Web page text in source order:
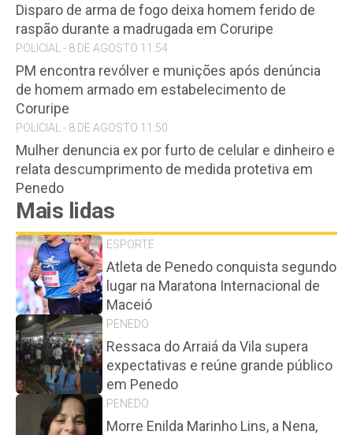
Disparo de arma de fogo deixa homem ferido de
raspão durante a madrugada em Coruripe
POLICIAL - 8 DE AGOSTO 11:54
PM encontra revólver e munições após denúncia
de homem armado em estabelecimento de
Coruripe
POLICIAL - 8 DE AGOSTO 11:50
Mulher denuncia ex por furto de celular e dinheiro e
relata descumprimento de medida protetiva em
Penedo
Mais lidas
ESPORTE
Atleta de Penedo conquista segundo
lugar na Maratona Internacional de
Maceió
PENEDO
Ressaca do Arraiá da Vila supera
expectativas e reúne grande público
em Penedo
PENEDO
Morre Enilda Marinho Lins, a Nena,